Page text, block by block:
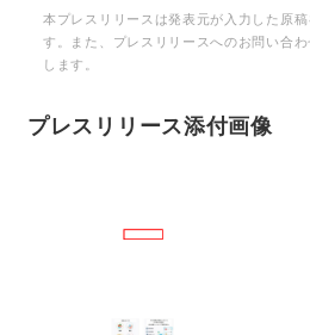
本プレスリリースは発表元が入力した原
す。また、プレスリリースへのお問い合
します。
プレスリリース添付画像